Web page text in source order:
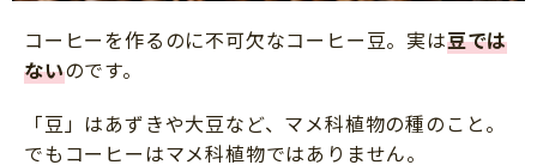
コーヒーを作るのに不可欠なコーヒー豆。実は豆では
ないのです。
「豆」はあずきや大豆など、マメ科植物の種のこと。
でもコーヒーはマメ科植物ではありません。